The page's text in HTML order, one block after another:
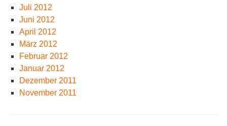
Juli 2012
Juni 2012
April 2012
März 2012
Februar 2012
Januar 2012
Dezember 2011
November 2011